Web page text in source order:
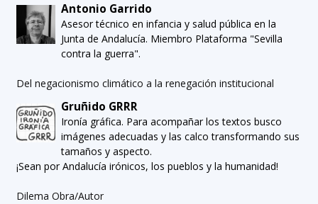
Antonio Garrido
Asesor técnico en infancia y salud pública en la
Junta de Andalucía. Miembro Plataforma "Sevilla
contra la guerra".
Del negacionismo climático a la renegación institucional
Gruñido GRRR
Ironía gráfica. Para acompañar los textos busco
imágenes adecuadas y las calco transformando sus
tamaños y aspecto.
¡Sean por Andalucía irónicos, los pueblos y la humanidad!
Dilema Obra/Autor